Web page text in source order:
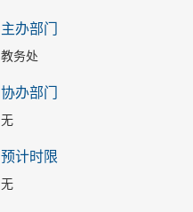
主办部门
教务处
协办部门
无
预计时限
无